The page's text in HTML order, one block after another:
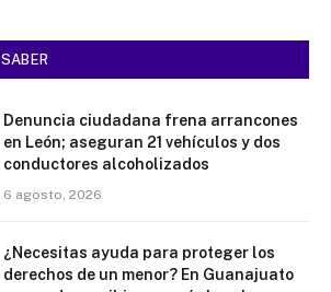
SABER
Denuncia ciudadana frena arrancones
en León; aseguran 21 vehículos y dos
conductores alcoholizados
6 agosto, 2026
¿Necesitas ayuda para proteger los
derechos de un menor? En Guanajuato